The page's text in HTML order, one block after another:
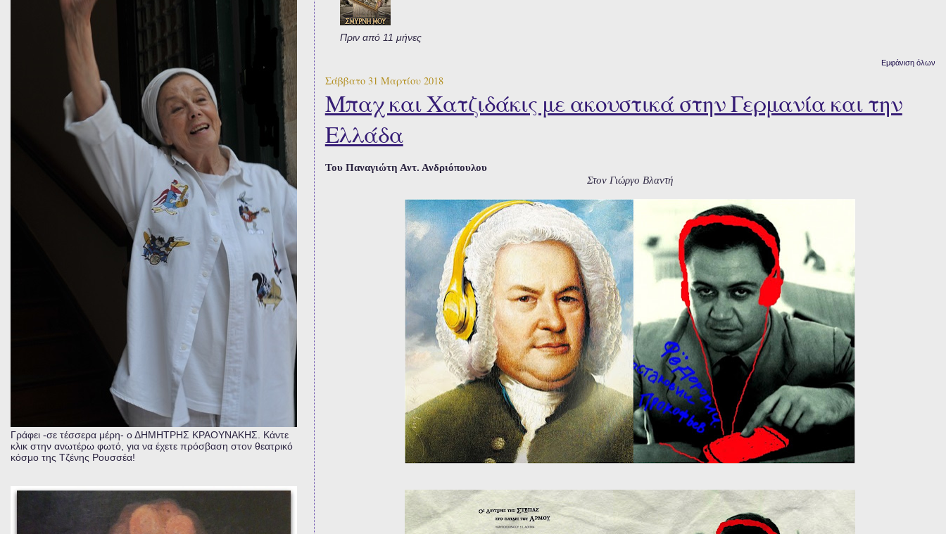
Πριν από 11 μήνες
Εμφάνιση όλων
Σάββατο 31 Μαρτίου 2018
Μπαχ και Χατζιδάκις με ακουστικά στην Γερμανία και την
Ελλάδα
Του Παναγιώτη Αντ. Ανδριόπουλου
Στον Γιώργο Βλαντή
Γράφει -σε τέσσερα μέρη- ο ΔΗΜΗΤΡΗΣ ΚΡΑΟΥΝΑΚΗΣ. Κάντε
κλικ στην ανωτέρω φωτό, για να έχετε πρόσβαση στον θεατρικό
κόσμο της Τζένης Ρουσσέα!